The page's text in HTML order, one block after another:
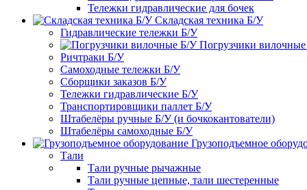
Тележки гидравлические для бочек
Складская техника Б/У
Гидравлические тележки Б/У
Погрузчики
Ричтраки Б/У
Самоходные тележки Б/У
Сборщики заказов Б/У
Тележки гидравлические Б/У
Транспортировщики паллет Б/У
Штабелёры ручные Б/У (и бочкокантователи)
Штабелёры самоходные Б/У
Грузоподъемное
Тали
Тали ручные рычажные
Тали ручные цепные, тали шестеренные